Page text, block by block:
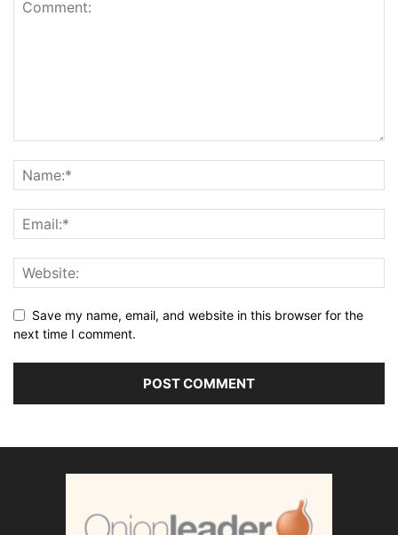
Save my name, email, and website in this browser for the
next time I comment.